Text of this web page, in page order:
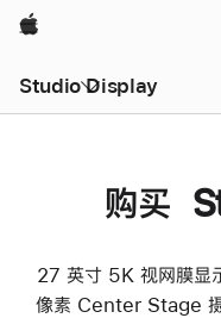
Apple
Studio Display
购买
27 英寸 5K 视网膜显
像素 Center Stage 摄